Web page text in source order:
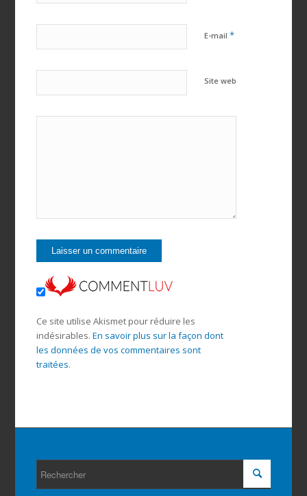
E-mail *
Site web
Ce site utilise Akismet pour réduire les
indésirables. En savoir plus sur la façon dont
les données de vos commentaires sont
traitées.